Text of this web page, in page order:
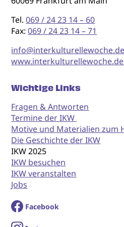
Tel.069 / 24 23 14 – 60
Fax:069 / 24 23 14 – 71
info@interkulturellewoche.de
www.interkulturellewoche.de
Wichtige Links
Fragen & Antworten
Termine der IKW
Motive und Materialien zum
Die Geschichte der IKW
IKW 2025
IKW besuchen
IKW veranstalten
Jobs
Facebook